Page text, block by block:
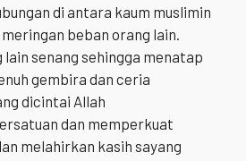
di antara kaum muslimin
beban orang lain.
senang sehingga menatap
gembira dan ceria
dicintai Allah
dan memperkuat
melahirkan kasih sayang